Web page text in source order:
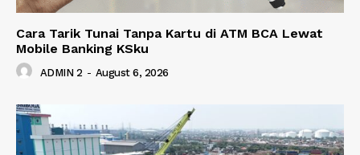
Cara Tarik Tunai Tanpa Kartu di ATM BCA Lewat
Mobile Banking KSku
ADMIN 2 - August 6, 2026